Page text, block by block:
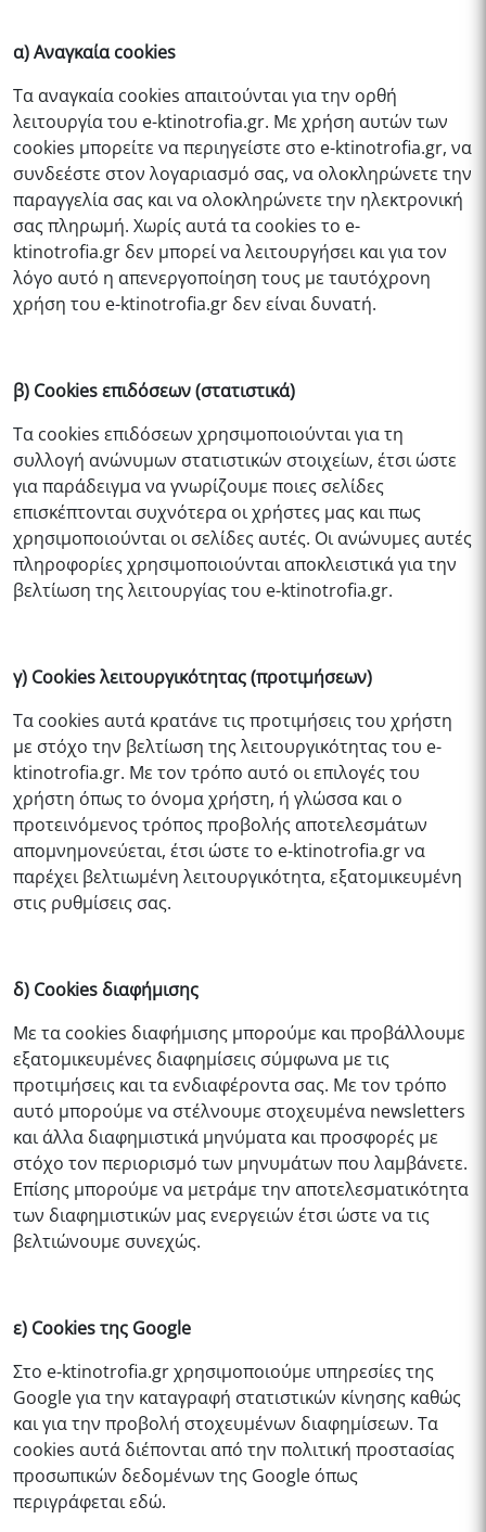
α) Αναγκαία cookies
Τα αναγκαία cookies απαιτούνται για την ορθή
λειτουργία του e-ktinotrofia.gr. Με χρήση αυτών των
cookies μπορείτε να περιηγείστε στο e-ktinotrofia.gr, να
συνδεέστε στον λογαριασμό σας, να ολοκληρώνετε την
παραγγελία σας και να ολοκληρώνετε την ηλεκτρονική
σας πληρωμή. Χωρίς αυτά τα cookies το e-
ktinotrofia.gr δεν μπορεί να λειτουργήσει και για τον
λόγο αυτό η απενεργοποίηση τους με ταυτόχρονη
χρήση του e-ktinotrofia.gr δεν είναι δυνατή.
β) Cookies επιδόσεων (στατιστικά)
Τα cookies επιδόσεων χρησιμοποιούνται για τη
συλλογή ανώνυμων στατιστικών στοιχείων, έτσι ώστε
για παράδειγμα να γνωρίζουμε ποιες σελίδες
επισκέπτονται συχνότερα οι χρήστες μας και πως
χρησιμοποιούνται οι σελίδες αυτές. Οι ανώνυμες αυτές
πληροφορίες χρησιμοποιούνται αποκλειστικά για την
βελτίωση της λειτουργίας του e-ktinotrofia.gr.
γ) Cookies λειτουργικότητας (προτιμήσεων)
Τα cookies αυτά κρατάνε τις προτιμήσεις του χρήστη
με στόχο την βελτίωση της λειτουργικότητας του e-
ktinotrofia.gr. Με τον τρόπο αυτό οι επιλογές του
χρήστη όπως το όνομα χρήστη, ή γλώσσα και ο
προτεινόμενος τρόπος προβολής αποτελεσμάτων
απομνημονεύεται, έτσι ώστε το e-ktinotrofia.grνα
παρέχει βελτιωμένη λειτουργικότητα, εξατομικευμένη
στις ρυθμίσεις σας.
δ) Cookies διαφήμισης
Με τα cookies διαφήμισης μπορούμε και προβάλλουμε
εξατομικευμένες διαφημίσεις σύμφωνα με τις
προτιμήσεις και τα ενδιαφέροντα σας. Με τον τρόπο
αυτό μπορούμε να στέλνουμε στοχευμένα newsletters
και άλλα διαφημιστικά μηνύματα και προσφορές με
στόχο τον περιορισμό των μηνυμάτων που λαμβάνετε.
Επίσης μπορούμε να μετράμε την αποτελεσματικότητα
των διαφημιστικών μας ενεργειών έτσι ώστε να τις
βελτιώνουμε συνεχώς.
ε) Cookies της Google
Στο e-ktinotrofia.grχρησιμοποιούμε υπηρεσίες της
Google για την καταγραφή στατιστικών κίνησης καθώς
και για την προβολή στοχευμένων διαφημίσεων. Τα
cookies αυτά διέπονται από την πολιτική προστασίας
προσωπικών δεδομένων της Google όπως
περιγράφεται εδώ.